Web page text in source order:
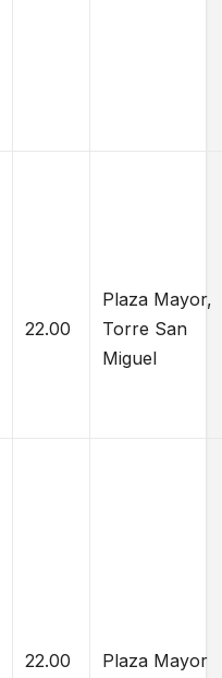
22.00
Plaza Mayor,
Torre San
Miguel
22.00 Plaza Mayor